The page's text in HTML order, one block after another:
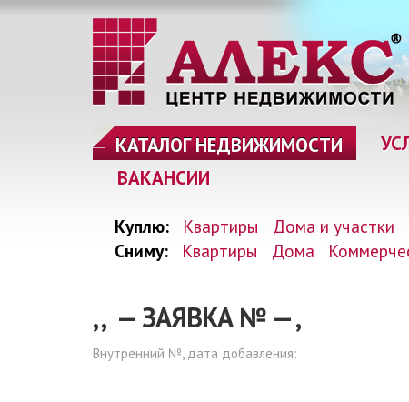
КАТАЛОГ НЕДВИЖИМОСТИ
ВАКАНСИИ
Куплю: Квартиры Дома и участки
Сниму:
Квартиры Дома
, , — ЗАЯВКА № —,
Внутренний №, дата добавления: